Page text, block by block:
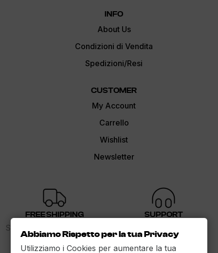
INFO
About Us
Condizioni di Vendita
Spedizioni/Resi
CUSTOMER
My Account
Carrello
Wishlist
Newsletter
FREE SHIPPING
Spedizione gratuita sopra i
89€
SUPPORT
Abbiamo Rispetto per la tua Privacy
Utilizziamo i Cookies per aumentare la tua